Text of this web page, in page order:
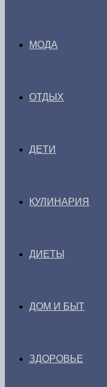
МОДА
ОТДЫХ
ДЕТИ
КУЛИНАРИЯ
ДИЕТЫ
ДОМ И БЫТ
ЗДОРОВЬЕ